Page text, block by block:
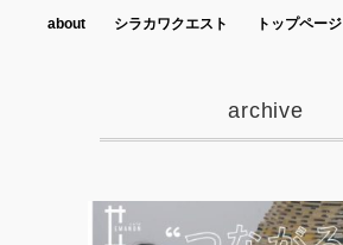
about シラカワクエスト トップページ
archive